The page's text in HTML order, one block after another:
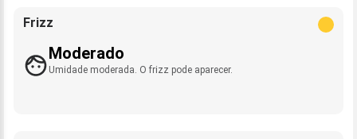
Frizz
Moderado
Umidade moderada. O frizz pode aparecer.